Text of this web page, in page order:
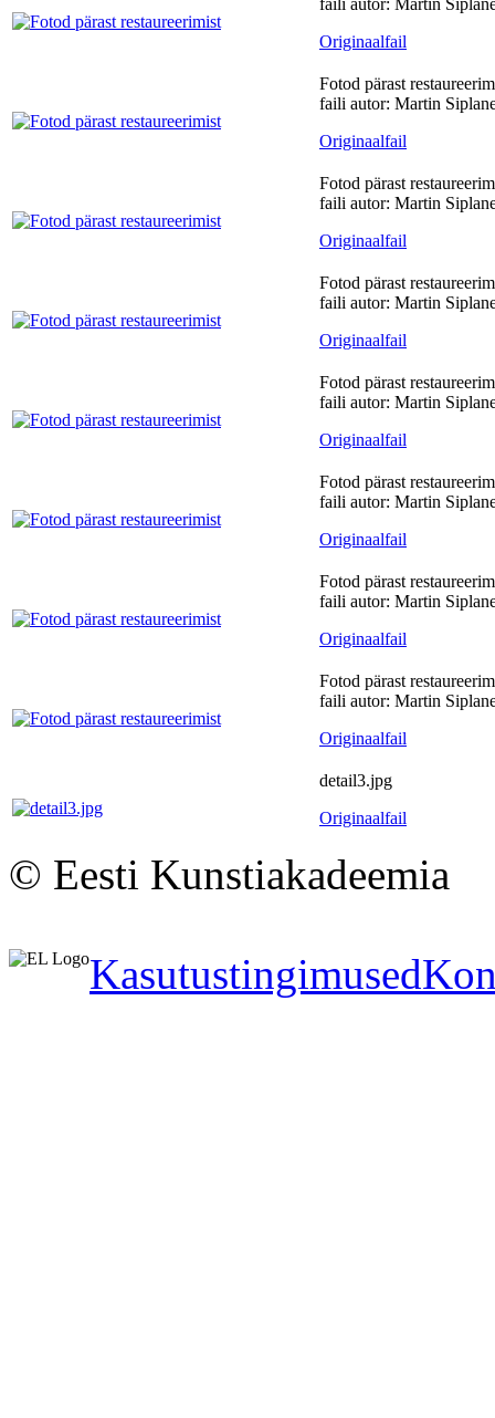
Originaalfail
Fotod pärast
faili autor: Martin
Originaalfail
Fotod pärast
faili autor: Martin
Originaalfail
Fotod pärast
faili autor: Martin
Originaalfail
Fotod pärast
faili autor: Martin
Originaalfail
Fotod pärast
faili autor: Martin
Originaalfail
Fotod pärast
faili autor: Martin
Originaalfail
Fotod pärast
faili autor: Martin
Originaalfail
detail3.jpg
Originaalfail
© Eesti Kunstiakadeemia
Kasutustingimused